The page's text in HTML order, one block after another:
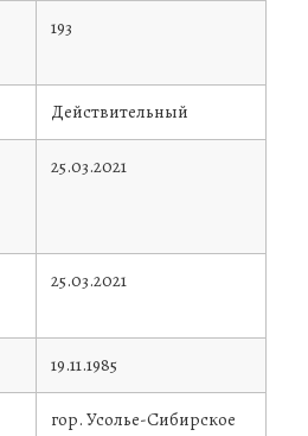
193
Действительный
25.03.2021
25.03.2021
19.11.1985
гор. Усолье-Сибирское